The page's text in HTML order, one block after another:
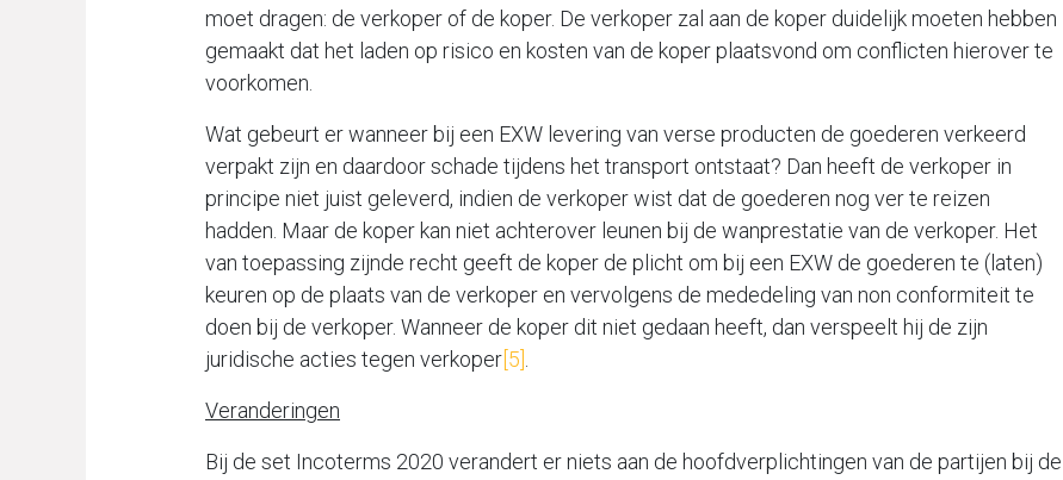
moet dragen: de verkoper of de koper. De verkoper zal aan de koper duidelijk moeten hebben
gemaakt dat het laden op risico en kosten van de koper plaatsvond om conflicten hierover te
voorkomen.
Wat gebeurt er wanneer bij een EXW levering van verse producten de goederen verkeerd
verpakt zijn en daardoor schade tijdens het transport ontstaat? Dan heeft de verkoper in
principe niet juist geleverd, indien de verkoper wist dat de goederen nog ver te reizen
hadden. Maar de koper kan niet achterover leunen bij de wanprestatie van de verkoper. Het
van toepassing zijnde recht geeft de koper de plicht om bij een EXW de goederen te (laten)
keuren op de plaats van de verkoper en vervolgens de mededeling van non conformiteit te
doen bij de verkoper. Wanneer de koper dit niet gedaan heeft, dan verspeelt hij de zijn
juridische acties tegen verkoper [5]
Veranderingen
Bij de set Incoterms 2020 verandert er niets aan de hoofdverplichtingen van de partijen bij de